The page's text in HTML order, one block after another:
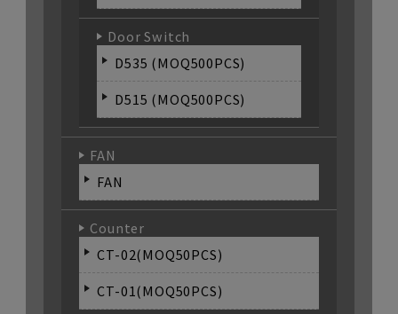
Door Switch
D535 (MOQ500PCS)
D515 (MOQ500PCS)
FAN
FAN
Counter
CT-02(MOQ50PCS)
CT-01(MOQ50PCS)